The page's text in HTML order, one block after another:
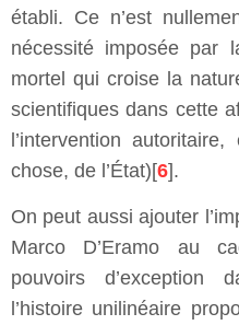
établi. Ce n’est
nécessité imposée par
mortel qui croise la
scientifiques dans cette
l’intervention
chose, de l’État)[6].
On peut aussi ajouter
Marco D’Eramo au
pouvoirs d’exception
l’histoire unilinéaire